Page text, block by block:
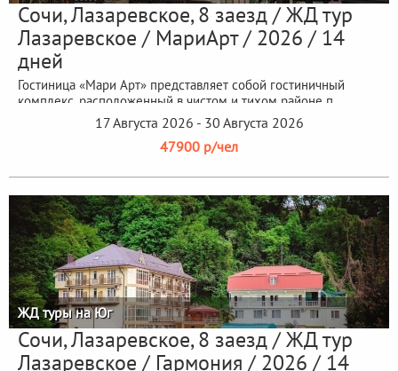
Сочи, Лазаревское, 8 заезд / ЖД тур
Лазаревское / МариАрт / 2026 / 14
дней
Гостиница «Мари Арт» представляет собой гостиничный
комплекс, расположенный в чистом и тихом районе п.
Лазаревское! Завтраки...17 Августа 2026 - 30 Августа 2026
47900 р/чел
ЖД туры на Юг
Сочи, Лазаревское, 8 заезд / ЖД тур
Лазаревское / Гармония / 2026 / 14